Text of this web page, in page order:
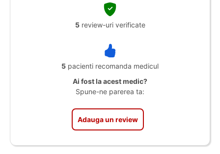
5review-uri verificate
5 pacienti recomanda medicul
Ai fost la acest medic?
Spune-ne parerea ta:
Adauga un review